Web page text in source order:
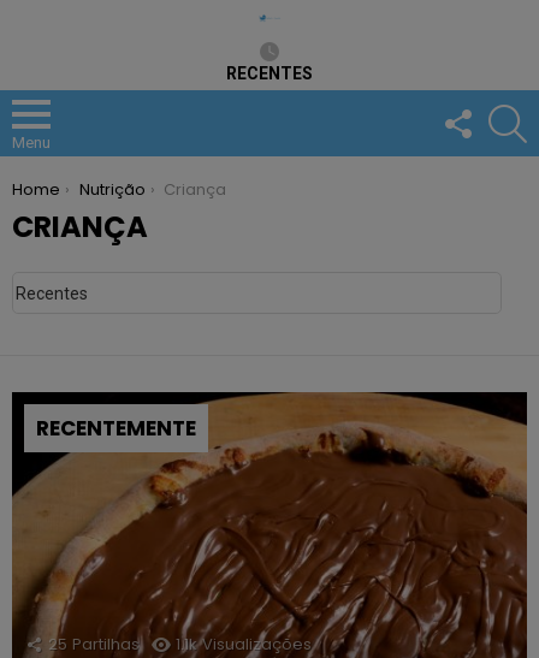
RECENTES
Menu
FOLLOW
US
You are here:
Home Nutrição Criança
CRIANÇA
RECENTEMENTE
25 Partilhas 1.1k Visualizações